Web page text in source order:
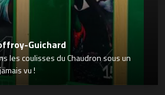
Guichard
les coulisses du Chaudron sous un
vu !